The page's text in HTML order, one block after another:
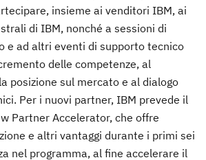
insieme ai venditori IBM, ai
di IBM, nonché a sessioni di
e ad altri eventi di supporto tecnico
delle competenze, al
posizione sul mercato e al dialogo
Per i nuovi partner, IBM prevede il
Partner Accelerator, che offre
e altri vantaggi durante i primi sei
nel programma, al fine accelerare il